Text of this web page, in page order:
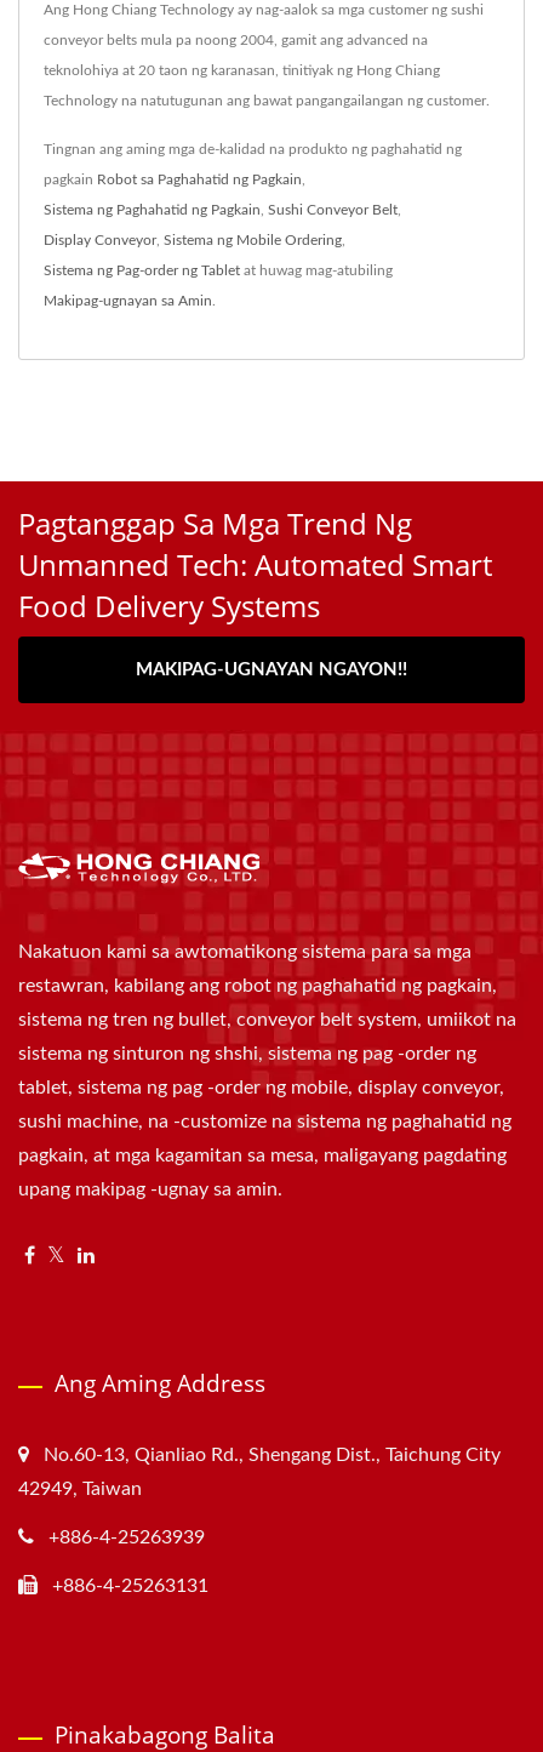
Ang Hong Chiang Technology ay nag-aalok sa mga customer ng sushi
conveyor belts mula pa noong 2004, gamit ang advanced na
teknolohiya at 20 taon ng karanasan, tinitiyak ng Hong Chiang
Technology na natutugunan ang bawat pangangailangan ng customer.
Tingnan ang aming mga de-kalidad na produkto ng paghahatid ng
pagkain Robot sa Paghahatid ng Pagkain
Sistema ng Paghahatid ng Pagkain Sushi Conveyor Belt
Display Conveyor, Sistema ng Mobile Ordering
Sistema ng Pag-order ng Tablet at huwag mag-atubiling
Makipag-ugnayan sa Amin
Pagtanggap Sa Mga Trend Ng
Unmanned Tech: Automated Smart
Food Delivery Systems
MAKIPAG-UGNAYAN NGAYON!!
Nakatuon kami sa awtomatikong sistema para sa mga
restawran, kabilang ang robot ng paghahatid ng pagkain,
sistema ng tren ng bullet, conveyor belt system, umiikot na
sistema ng sinturon ng shshi, sistema ng pag -order ng
tablet, sistema ng pag -order ng mobile, display conveyor,
sushi machine, na -customize na sistema ng paghahatid ng
pagkain, at mga kagamitan sa mesa, maligayang pagdating
upang makipag -ugnay sa amin.
Ang Aming Address
No.60-13, Qianliao Rd., Shengang Dist., Taichung City
42949, Taiwan
+886-4-25263939
+886-4-25263131
Pinakabagong Balita